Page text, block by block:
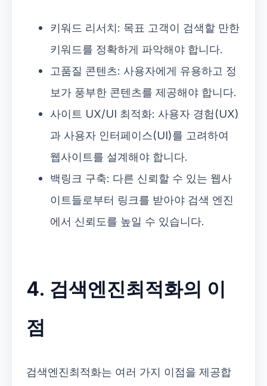
키워드 리서치: 목표 고객이 검색할 만한
키워드를 정확하게 파악해야 합니다.
고품질 콘텐츠: 사용자에게 유용하고 정
보가 풍부한 콘텐츠를 제공해야 합니다.
사이트 UX/UI 최적화: 사용자 경험(UX)
과 사용자 인터페이스(UI)를 고려하여
웹사이트를 설계해야 합니다.
백링크 구축: 다른 신뢰할 수 있는 웹사
이트들로부터 링크를 받아야 검색 엔진
에서 신뢰도를 높일 수 있습니다.
4. 검색엔진최적화의 이
점
검색엔진최적화는 여러 가지 이점을 제공합